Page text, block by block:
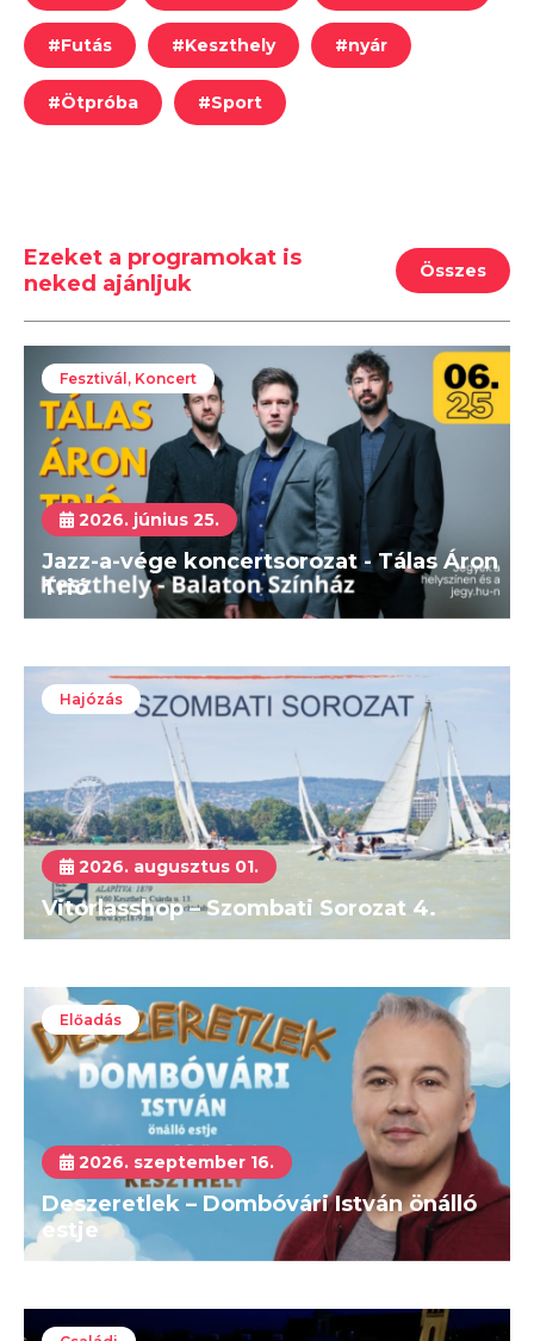
#Futás #Keszthely #nyár
#Ötpróba #Sport
Ezeket a programokat is
neked ajánljuk
Összes
Fesztivál, Koncert
2026. június 25.
Jazz-a-vége koncertsorozat - Tálas Áron
Trió
Hajózás
2026. augusztus 01.
Vitorlasshop – Szombati Sorozat 4.
Előadás
2026. szeptember 16.
Deszeretlek – Dombóvári István önálló
estje